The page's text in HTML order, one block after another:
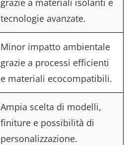
tecnologie avanzate.
Minor impatto ambientale
grazie a processi efficienti
e materiali ecocompatibili.
Ampia scelta di modelli,
finiture e possibilità di
personalizzazione.